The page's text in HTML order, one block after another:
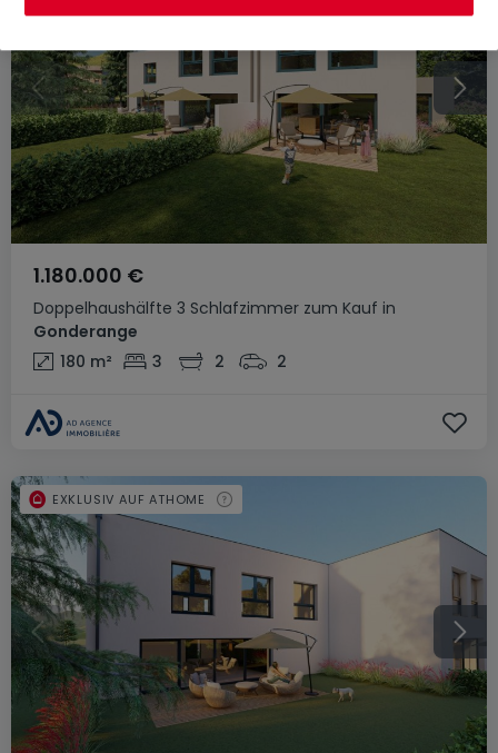
Doppelhaushälfte 3 Schlafzimmer zum Kauf in
Gonderange
1.180.000 €
180 m² 3 2 2
EXKLUSIV AUF ATHOME